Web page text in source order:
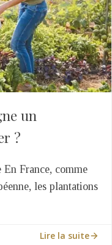
un
?
France, comme
les plantations
Lire la suite